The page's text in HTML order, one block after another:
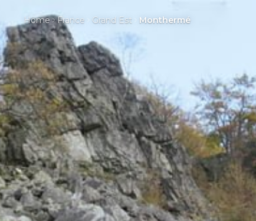
Home France Grand Est Monthermé